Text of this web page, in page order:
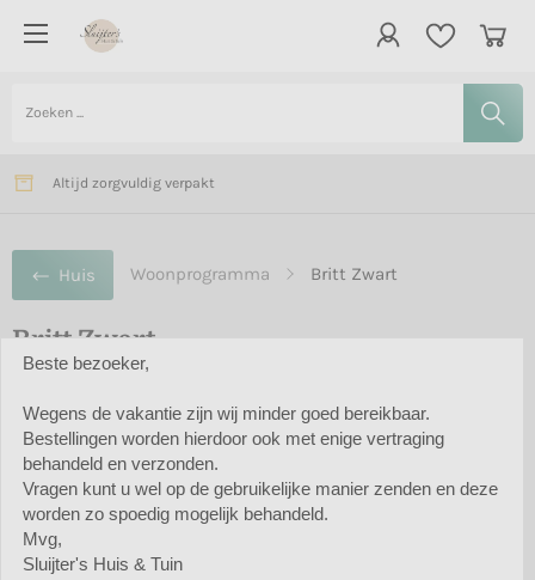
Vanaf € 75,- gratis bezorging in Nederland
Verzending meestal binnen 2 dagen
Altijd zorgvuldig verpakt
Huis Woonprogramma Britt Zwart
Britt Zwart
Sorteer op:
Beste bezoeker,
Wegens de vakantie zijn wij minder goed bereikbaar.
Bestellingen worden hierdoor ook met enige vertraging
behandeld en verzonden.
Vragen kunt u wel op de gebruikelijke manier zenden en deze
worden zo spoedig mogelijk behandeld.
Mvg,
Sluijter's Huis & Tuin